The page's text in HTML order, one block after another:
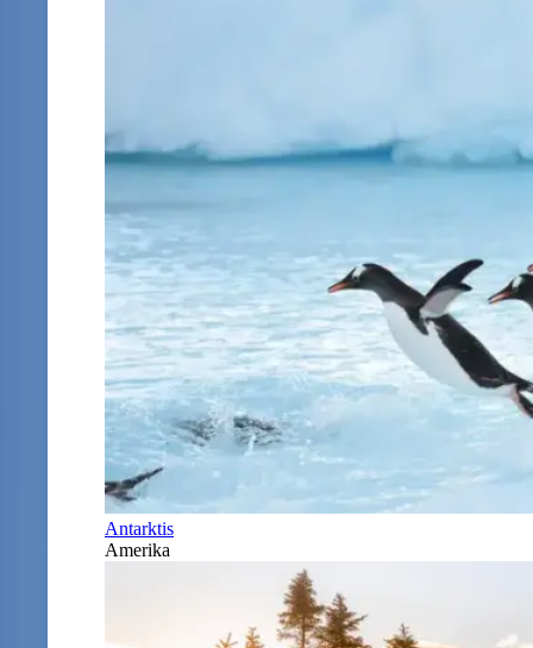
Antarktis
Amerika